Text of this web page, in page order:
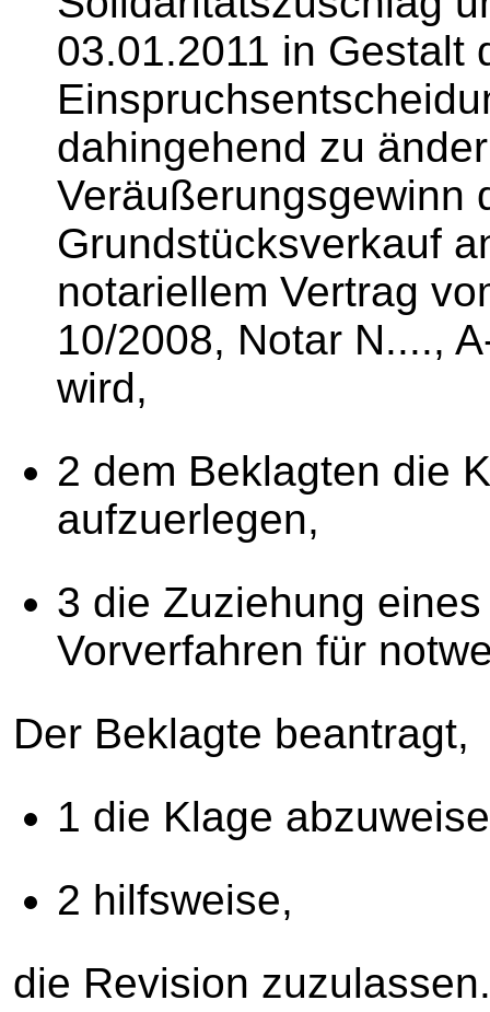
03.01.2011 in Gestalt
dahingehend zu
Veräußerungsgewinn
Grundstücksverkauf
notariellem Vertrag
10/2008, Notar N....,
wird,
2 dem Beklagten die
aufzuerlegen,
3 die Zuziehung
Vorverfahren für
Der Beklagte beantragt,
1 die Klage
2 hilfsweise,
die Revision zuzulassen.